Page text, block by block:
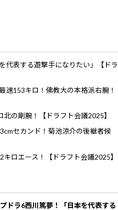
代表する遊撃手になりたい」【ドラ
速153キロ！佛教大の本格派右腕！
の剛腕！【ドラフト会議2025】
セカンド！菊池涼介の後継者候
ロエース！【ドラフト会議2025】
ドラ6西川篤夢！「日本を代表する